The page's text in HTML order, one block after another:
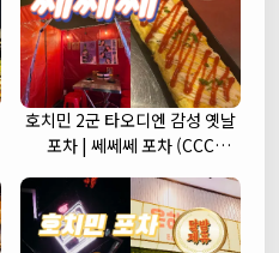
호치민 2군 타오디엔 감성 옛날
포차 | 쎄쎄쎄 포차 (CCC